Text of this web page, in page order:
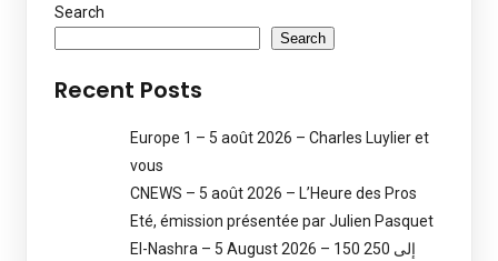
Search
Search
Recent Posts
Europe 1 – 5 août 2026 – Charles Luylier et
vous
CNEWS – 5 août 2026 – L’Heure des Pros
Eté, émission présentée par Julien Pasquet
El-Nashra – 5 August 2026 – 150 إلى 250